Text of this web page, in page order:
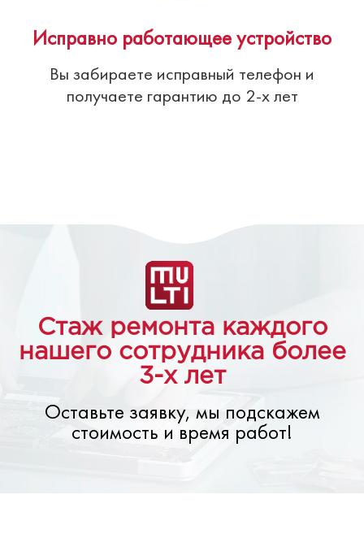
Исправно работающее устройство
Вы забираете исправный телефон и
получаете гарантию до 2-х лет
Стаж ремонта каждого
нашего сотрудника более
3-х лет
Оставьте заявку, мы подскажем
стоимость и время работ!